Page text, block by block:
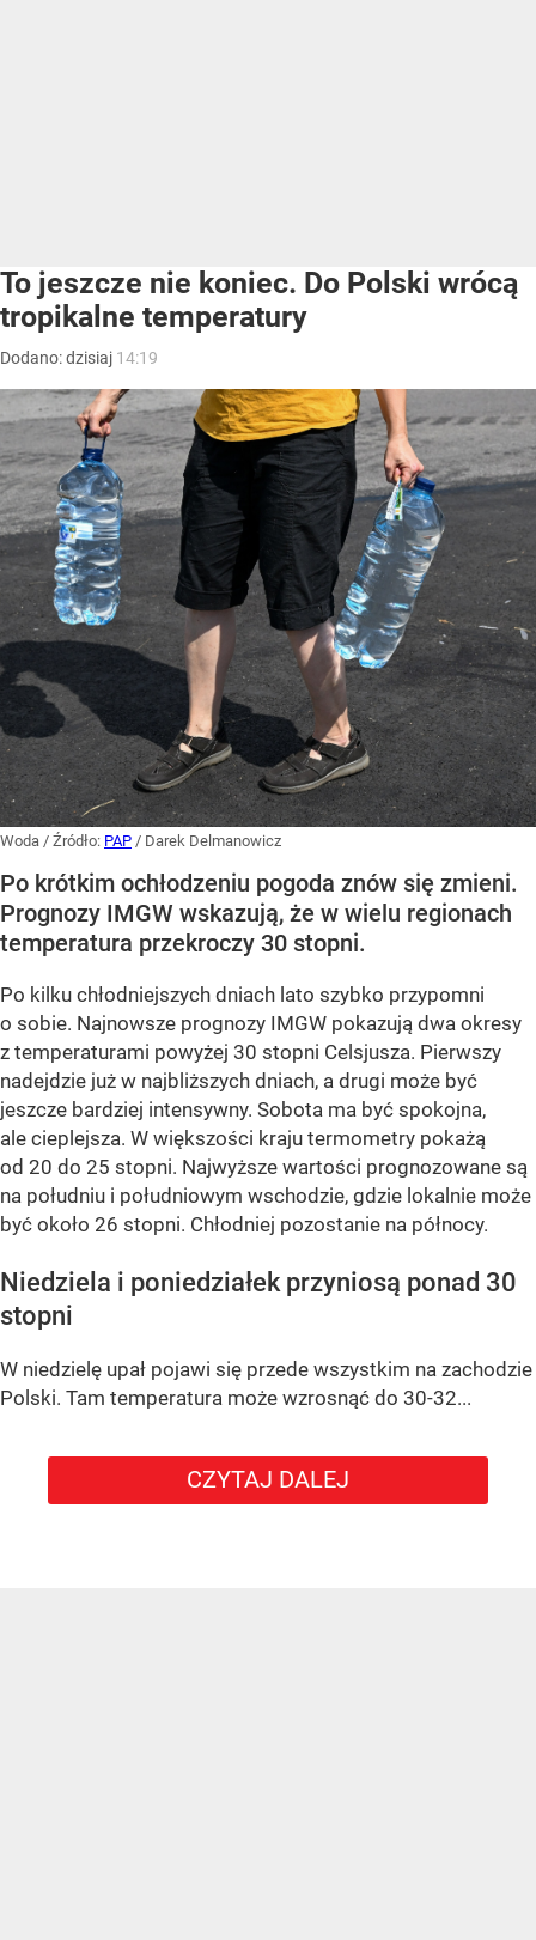
To jeszcze nie koniec. Do Polski wrócą
tropikalne temperatury
Dodano:dzisiaj 14:19
Woda / Źródło: PAP / Darek Delmanowicz
Po krótkim ochłodzeniu pogoda znów się zmieni.
Prognozy IMGW wskazują, że w wielu regionach
temperatura przekroczy 30 stopni.
Po kilku chłodniejszych dniach lato szybko przypomni
o sobie. Najnowsze prognozy IMGW pokazują dwa okresy
z temperaturami powyżej 30 stopni Celsjusza. Pierwszy
nadejdzie już w najbliższych dniach, a drugi może być
jeszcze bardziej intensywny. Sobota ma być spokojna,
ale cieplejsza. W większości kraju termometry pokażą
od 20 do 25 stopni. Najwyższe wartości prognozowane są
na południu i południowym wschodzie, gdzie lokalnie może
być około 26 stopni. Chłodniej pozostanie na północy.
Niedziela i poniedziałek przyniosą ponad 30
stopni
W niedzielę upał pojawi się przede wszystkim na zachodzie
Polski. Tam temperatura może wzrosnąć do 30-32...
CZYTAJ DALEJ